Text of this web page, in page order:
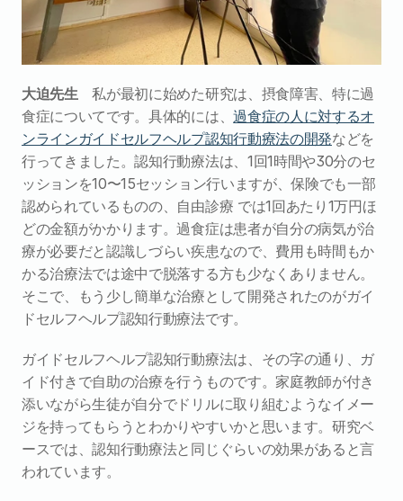
大迫先生 私が最初に始めた研究は、摂食障害、特に過
食症についてです。具体的には、過食症の人に対するオ
ンラインガイドセルフヘルプ認知行動療法の開発などを
行ってきました。認知行動療法は、1回1時間や30分のセ
ッションを10〜15セッション行いますが、保険でも一部
認められているものの、自由診療 では1回あたり1万円ほ
どの金額がかかります。過食症は患者が自分の病気が治
療が必要だと認識しづらい疾患なので、費用も時間もか
かる治療法では途中で脱落する方も少なくありません。
そこで、もう少し簡単な治療として開発されたのがガイ
ドセルフヘルプ認知行動療法です。
ガイドセルフヘルプ認知行動療法は、その字の通り、ガ
イド付きで自助の治療を行うものです。家庭教師が付き
添いながら生徒が自分でドリルに取り組むようなイメー
ジを持ってもらうとわかりやすいかと思います。研究ベ
ースでは、認知行動療法と同じぐらいの効果があると言
われています。